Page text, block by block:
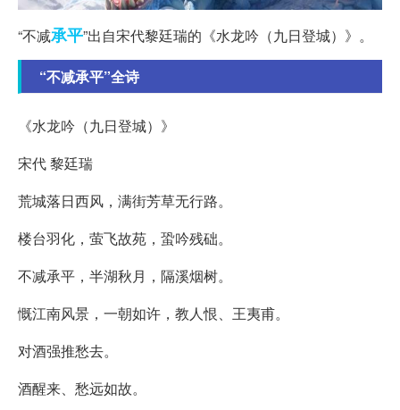
“不减承平”出自宋代黎廷瑞的《水龙吟（九日登城）》。
“不减承平”全诗
《水龙吟（九日登城）》
宋代 黎廷瑞
荒城落日西风，满街芳草无行路。
楼台羽化，萤飞故苑，蛩吟残础。
不减承平，半湖秋月，隔溪烟树。
慨江南风景，一朝如许，教人恨、王夷甫。
对酒强推愁去。
酒醒来、愁远如故。